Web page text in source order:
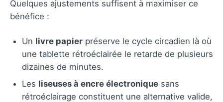
Quelques ajustements suffisent à maximiser ce
bénéfice :
Un livre papier préserve le cycle circadien là où
une tablette rétroéclairée le retarde de plusieurs
dizaines de minutes.
Les liseuses à encre électronique sans
rétroéclairage constituent une alternative valide,